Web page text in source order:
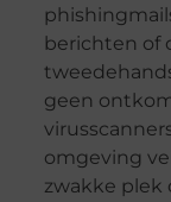
berichten of
geen
omgeving
zwakke plek